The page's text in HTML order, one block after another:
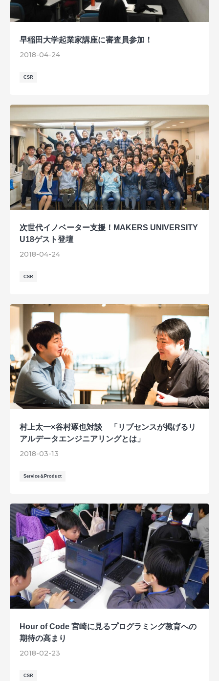
早稲田大学起業家講座に審査員参加！
2018-04-24
CSR
次世代イノベーター支援！MAKERS UNIVERSITY
U18ゲスト登壇
2018-04-24
CSR
村上太一×谷村琢也対談 「リブセンスが掲げるリ
アルデータエンジニアリングとは」
2018-03-13
Service＆Product
Hour of Code 宮崎に見るプログラミング教育への
期待の高まり
2018-02-23
CSR